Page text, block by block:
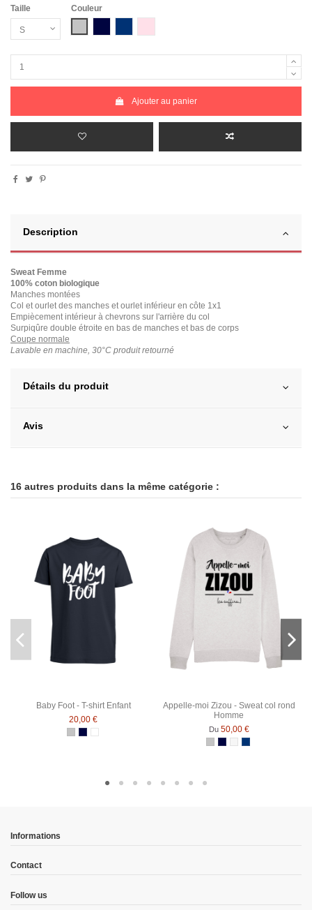
Taille
Couleur
Ajouter au panier
Description
Sweat Femme
100% coton biologique
Manches montées
Col et ourlet des manches et ourlet inférieur en côte 1x1
Empiècement intérieur à chevrons sur l'arrière du col
Surpiqûre double étroite en bas de manches et bas de corps
Coupe normale
Lavable en machine, 30°C produit retourné
Détails du produit
Avis
16 autres produits dans la même catégorie :
Baby Foot - T-shirt Enfant
20,00 €
Gris Chiné
Bleu Marine
Blanc
Appelle-moi Zizou - Sweat col rond
Homme
Du 50,00 €
Gris Chiné
Bleu Marine
Blanc chiné
Bleu Marine
Informations
Contact
Follow us